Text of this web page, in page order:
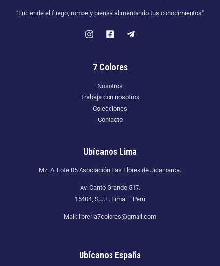
"Enciende el fuego, rompe y piensa alimentando tus conocimientos"
7 Colores
Nosotros
Trabaja con nosotros
Colecciones
Contacto
Ubícanos Lima
Mz. A. Lote 05 Asociación Las Flores de Jicamarca.
Av. Canto Grande 517.
15404, S.J.L. Lima – Perú
Mail: libreria7colores@gmail.com
Ubícanos España